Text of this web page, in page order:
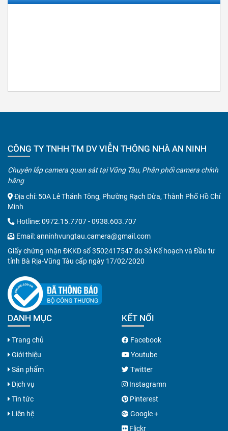
CÔNG TY TNHH TM DV VIỄN THÔNG NHÀ AN NINH
Chuyên lắp camera quan sát tại Vũng Tàu, Phân phối camera chính
hãng
Địa chỉ: 50A Lê Thánh Tông, Phường Rạch Dừa, Thành Phố Hồ Chí
Minh
Hotline:0972.15.7707-0938.603.707
Email:anninhvungtau.camera@gmail.com
Giấy chứng nhận ĐKKD số 3502417547 do Sở Kế hoạch và Đầu tư
tỉnh Bà Rịa-Vũng Tàu cấp ngày 17/02/2020
DANH MỤC
Trang chủ
Giới thiệu
Sản phẩm
Dịch vụ
Tin tức
Liên hệ
KẾT NỐI
Facebook
Youtube
Twitter
Instagramn
Pinterest
Google +
Flickr